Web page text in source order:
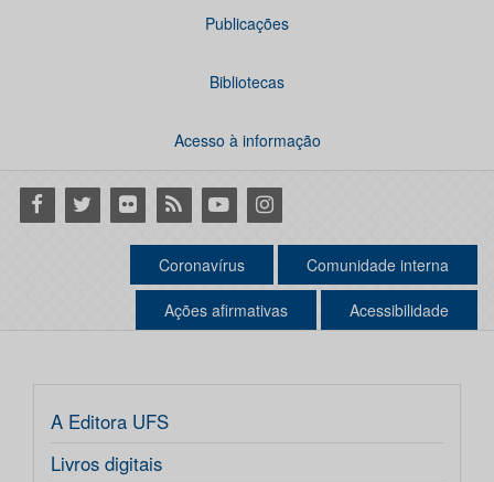
Publicações
Bibliotecas
Acesso à informação
Facebook
Twitter Flickr RSS YoutubeInstagram
Coronavírus Comunidade interna
Ações afirmativas Acessibilidade
A Editora UFS
Livros digitais